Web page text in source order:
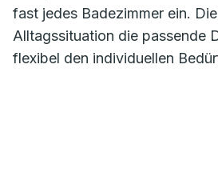
fast jedes Badezimmer ein.
Alltagssituation die passende
flexibel den individuellen